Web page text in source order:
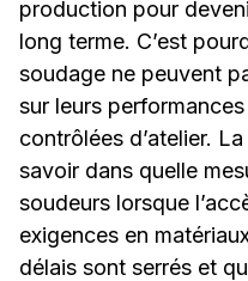
production pour
long terme. C’est
soudage ne peuvent
sur leurs
contrôlées d’atelier.
savoir dans quelle
soudeurs lorsque
exigences en
délais sont serrés et